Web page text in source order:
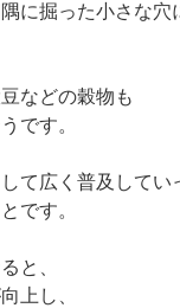
に掘った小さな穴
などの穀物も
です。
て広く普及してい
です。
と、
上し、